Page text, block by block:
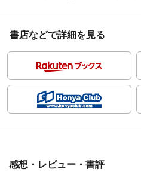
書店などで詳細を見る
感想・レビュー・書評